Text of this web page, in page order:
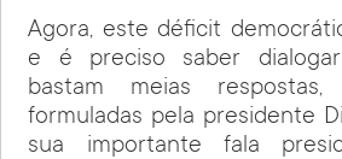
Agora, este déficit
e é preciso saber
bastam meias
formuladas pela presidente
sua importante fala